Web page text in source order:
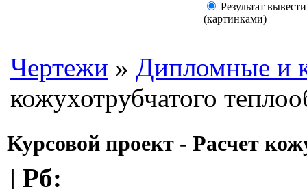
Результат
(картинками)
Чертежи » Дипломные и
кожухотрубчатого
Курсовой проект - Расчет
| Рб: